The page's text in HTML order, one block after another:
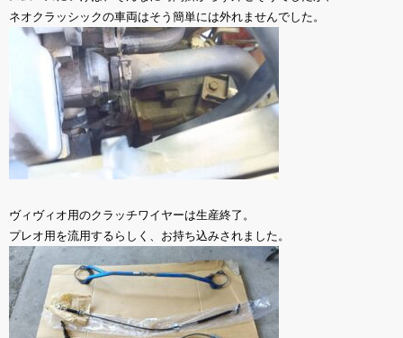
ネオクラッシックの車両はそう簡単には外れませんでした。
ヴィヴィオ用のクラッチワイヤーは生産終了。
プレオ用を流用するらしく、お持ち込みされました。